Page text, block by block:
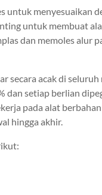
untuk menyesuaikan
untuk membuat
dan memoles alur
secara acak di
dan setiap berlian
pada alat
hingga akhir.